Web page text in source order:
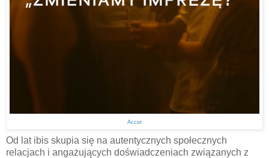
Accor
Od lat ibis skupia się na autentycznych społecznych
relacjach i angażujących doświadczeniach związanych z